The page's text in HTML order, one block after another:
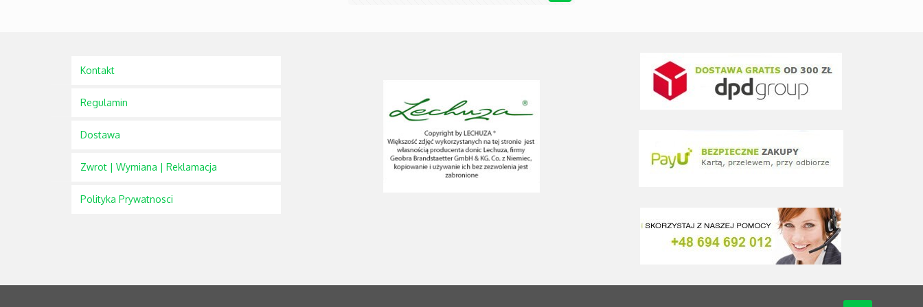
Kontakt
Regulamin
Dostawa
Zwrot | Wymiana | Reklamacja
Polityka Prywatnosci